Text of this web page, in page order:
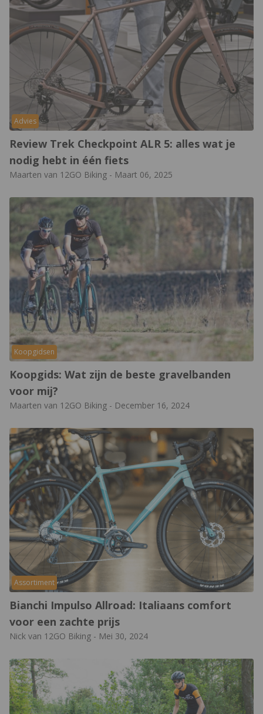
Advies
Review Trek Checkpoint ALR 5: alles wat je
nodig hebt in één fiets
Maarten van 12GO Biking - Maart 06, 2025
Koopgidsen
Koopgids: Wat zijn de beste gravelbanden
voor mij?
Maarten van 12GO Biking - December 16, 2024
Assortiment
Bianchi Impulso Allroad: Italiaans comfort
voor een zachte prijs
Nick van 12GO Biking - Mei 30, 2024